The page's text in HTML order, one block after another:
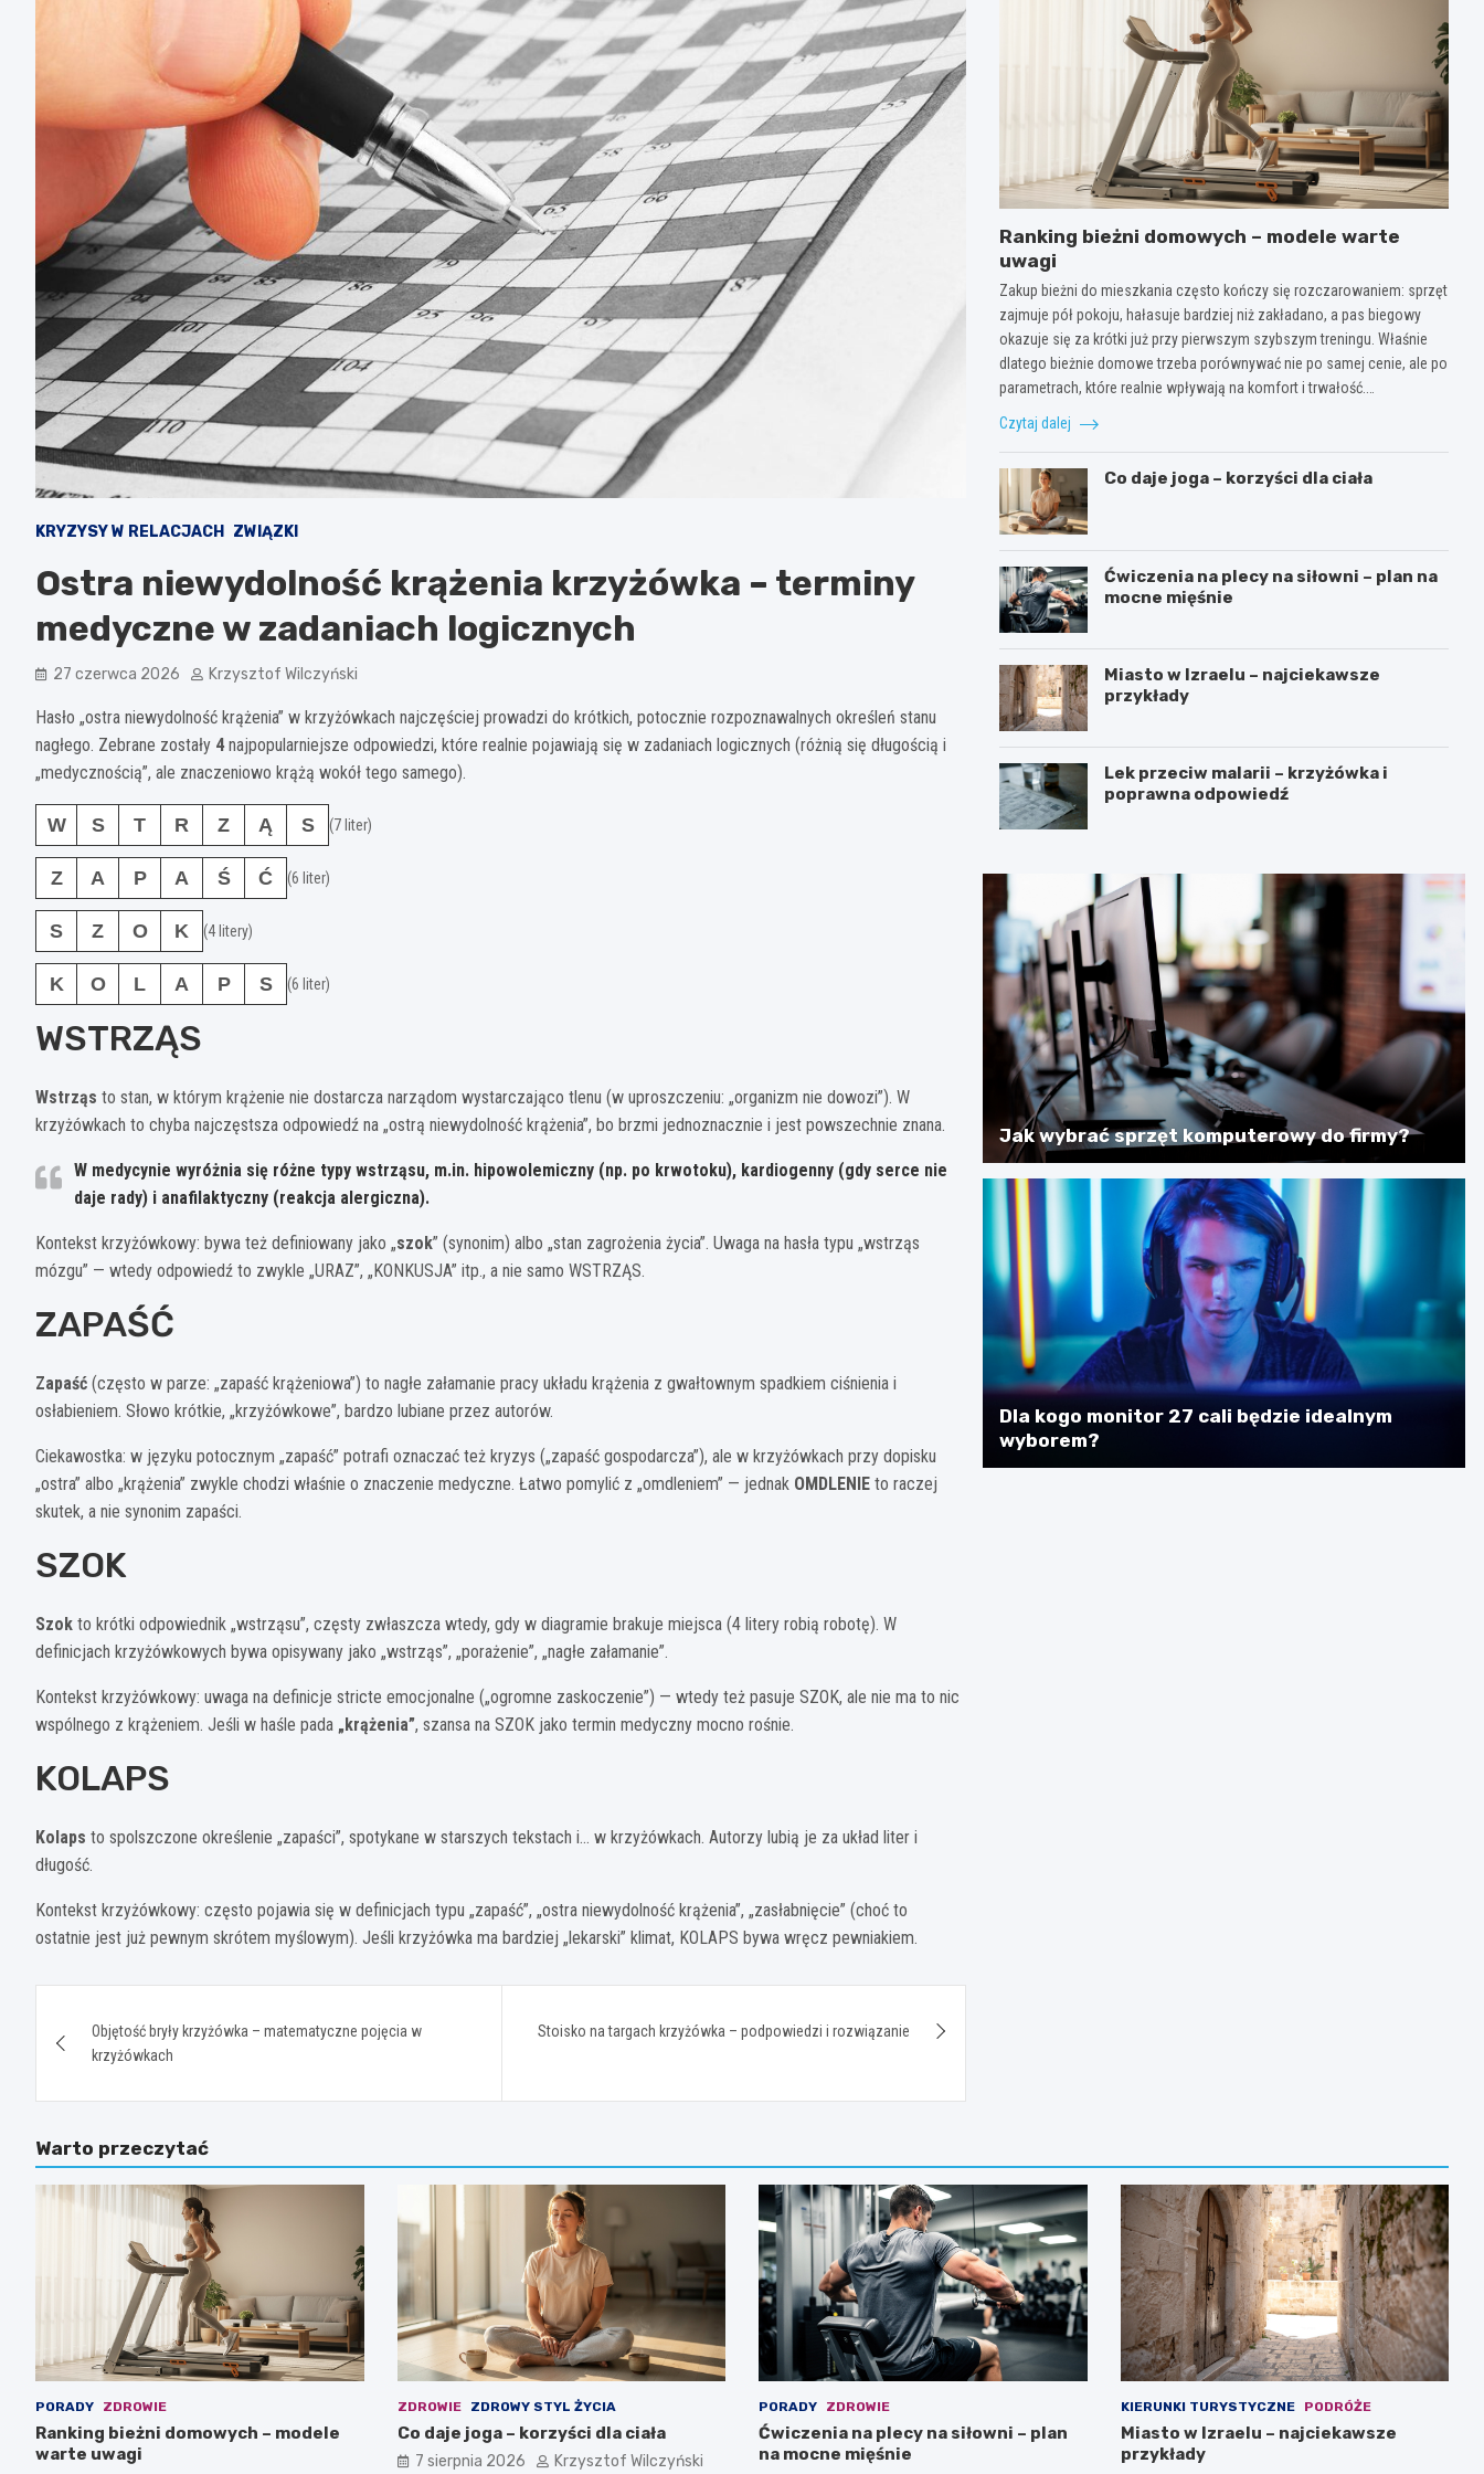
KRYZYSY W RELACJACH ZWIĄZKI
Ostra niewydolność krążenia krzyżówka – terminy
medyczne w zadaniach logicznych
27 czerwca 2026 Krzysztof Wilczyński
Hasło „ostra niewydolność krążenia” w krzyżówkach najczęściej prowadzi do krótkich, potocznie rozpoznawalnych określeń stanu
nagłego. Zebrane zostały 4najpopularniejsze odpowiedzi, które realnie pojawiają się w zadaniach logicznych (różnią się długością i
„medycznością”, ale znaczeniowo krążą wokół tego samego).
W S T R Z Ą S (7 liter)
Z A P A Ś Ć (6 liter)
S Z O K (4 litery)
K O L A P S (6 liter)
WSTRZĄS
Wstrząs to stan, w którym krążenie nie dostarcza narządom wystarczająco tlenu (w uproszczeniu: „organizm nie dowozi”). W
krzyżówkach to chyba najczęstsza odpowiedź na „ostrą niewydolność krążenia”, bo brzmi jednoznacznie i jest powszechnie znana.
W medycynie wyróżnia się różne typy wstrząsu, m.in. hipowolemiczny (np. po krwotoku), kardiogenny (gdy serce nie
daje rady) i anafilaktyczny (reakcja alergiczna).
Kontekst krzyżówkowy: bywa też definiowany jako „szok” (synonim) albo „stan zagrożenia życia”. Uwaga na hasła typu „wstrząs
mózgu” — wtedy odpowiedź to zwykle „URAZ”, „KONKUSJA” itp., a nie samo WSTRZĄS.
ZAPAŚĆ
Zapaść (często w parze: „zapaść krążeniowa”) to nagłe załamanie pracy układu krążenia z gwałtownym spadkiem ciśnienia i
osłabieniem. Słowo krótkie, „krzyżówkowe”, bardzo lubiane przez autorów.
Ciekawostka: w języku potocznym „zapaść” potrafi oznaczać też kryzys („zapaść gospodarcza”), ale w krzyżówkach przy dopisku
„ostra” albo „krążenia” zwykle chodzi właśnie o znaczenie medyczne. Łatwo pomylić z „omdleniem” — jednak OMDLENIE to raczej
skutek, a nie synonim zapaści.
SZOK
Szok to krótki odpowiednik „wstrząsu”, częsty zwłaszcza wtedy, gdy w diagramie brakuje miejsca (4 litery robią robotę). W
definicjach krzyżówkowych bywa opisywany jako „wstrząs”, „porażenie”, „nagłe załamanie”.
Kontekst krzyżówkowy: uwaga na definicje stricte emocjonalne („ogromne zaskoczenie”) — wtedy też pasuje SZOK, ale nie ma to nic
wspólnego z krążeniem. Jeśli w haśle pada „krążenia”, szansa na SZOK jako termin medyczny mocno rośnie.
KOLAPS
Kolaps to spolszczone określenie „zapaści”, spotykane w starszych tekstach i… w krzyżówkach. Autorzy lubią je za układ liter i
długość.
Kontekst krzyżówkowy: często pojawia się w definicjach typu „zapaść”, „ostra niewydolność krążenia”, „zasłabnięcie” (choć to
ostatnie jest już pewnym skrótem myślowym). Jeśli krzyżówka ma bardziej „lekarski” klimat, KOLAPS bywa wręcz pewniakiem.
wpisu
Objętość bryły krzyżówka – matematyczne pojęcia w
krzyżówkach
Stoisko na targach krzyżówka – podpowiedzi i rozwiązanie
Ranking bieżni domowych – modele warte
uwagi
Zakup bieżni do mieszkania często kończy się rozczarowaniem: sprzęt
zajmuje pół pokoju, hałasuje bardziej niż zakładano, a pas biegowy
okazuje się za krótki już przy pierwszym szybszym treningu. Właśnie
dlatego bieżnie domowe trzeba porównywać nie po samej cenie, ale po
parametrach, które realnie wpływają na komfort i trwałość.…
Czytaj dalej
Co daje joga – korzyści dla ciała
Ćwiczenia na plecy na siłowni – plan na
mocne mięśnie
Miasto w Izraelu – najciekawsze
przykłady
Lek przeciw malarii – krzyżówka i
poprawna odpowiedź
Jak wybrać sprzęt komputerowy do firmy?
Dla kogo monitor 27 cali będzie idealnym
wyborem?
Warto przeczytać
PORADY ZDROWIE
Ranking bieżni domowych – modele
warte uwagi
ZDROWIE ZDROWY STYL ŻYCIA
Co daje joga – korzyści dla ciała
7 sierpnia 2026 Krzysztof Wilczyński
PORADY ZDROWIE
Ćwiczenia na plecy na siłowni – plan
na mocne mięśnie
KIERUNKI TURYSTYCZNE PODRÓŻE
Miasto w Izraelu – najciekawsze
przykłady